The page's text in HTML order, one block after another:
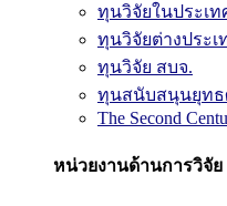
ทุนวิจัยในประเท
ทุนวิจัยต่างประเ
ทุนวิจัย สบจ.
ทุนสนับสนุนยุทธ
The Second
หน่วยงานด้านการวิจัย